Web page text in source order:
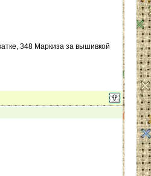
348 Маркиза за вышивкой